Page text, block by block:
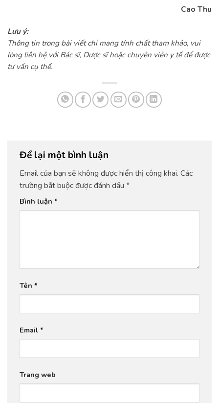
Cao Thu
Lưu ý:
Thông tin trong bài viết chỉ mang tính chất tham khảo, vui
lòng liên hệ với Bác sĩ, Dược sĩ hoặc chuyên viên y tế để được
tư vấn cụ thể.
Để lại một bình luận
Email của bạn sẽ không được hiển thị công khai. Các
trường bắt buộc được đánh dấu *
Bình luận *
Tên *
Email *
Trang web